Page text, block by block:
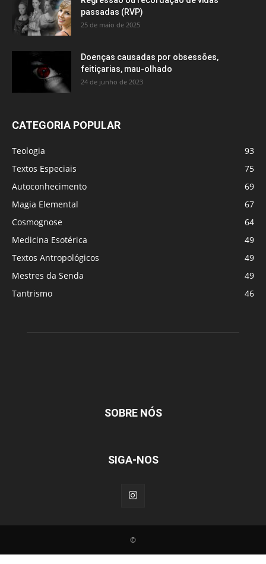
passadas (RVP)
25 de maio de 2025
Doenças causadas por obsessões,
feitiçarias, mau-olhado
24 de junho de 2023
CATEGORIA POPULAR
Teologia
93
Textos Especiais
75
Autoconhecimento
69
Magia Elemental
67
Cosmognose
64
Medicina Esotérica
49
Textos Antropológicos
49
Mestres da Senda
49
Tantrismo
46
SOBRE NÓS
SIGA-NOS
©